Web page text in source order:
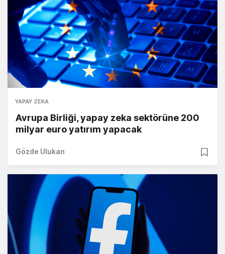
YAPAY ZEKA
Avrupa Birliği, yapay zeka sektörüne 200
milyar euro yatırım yapacak
Gözde Ulukan